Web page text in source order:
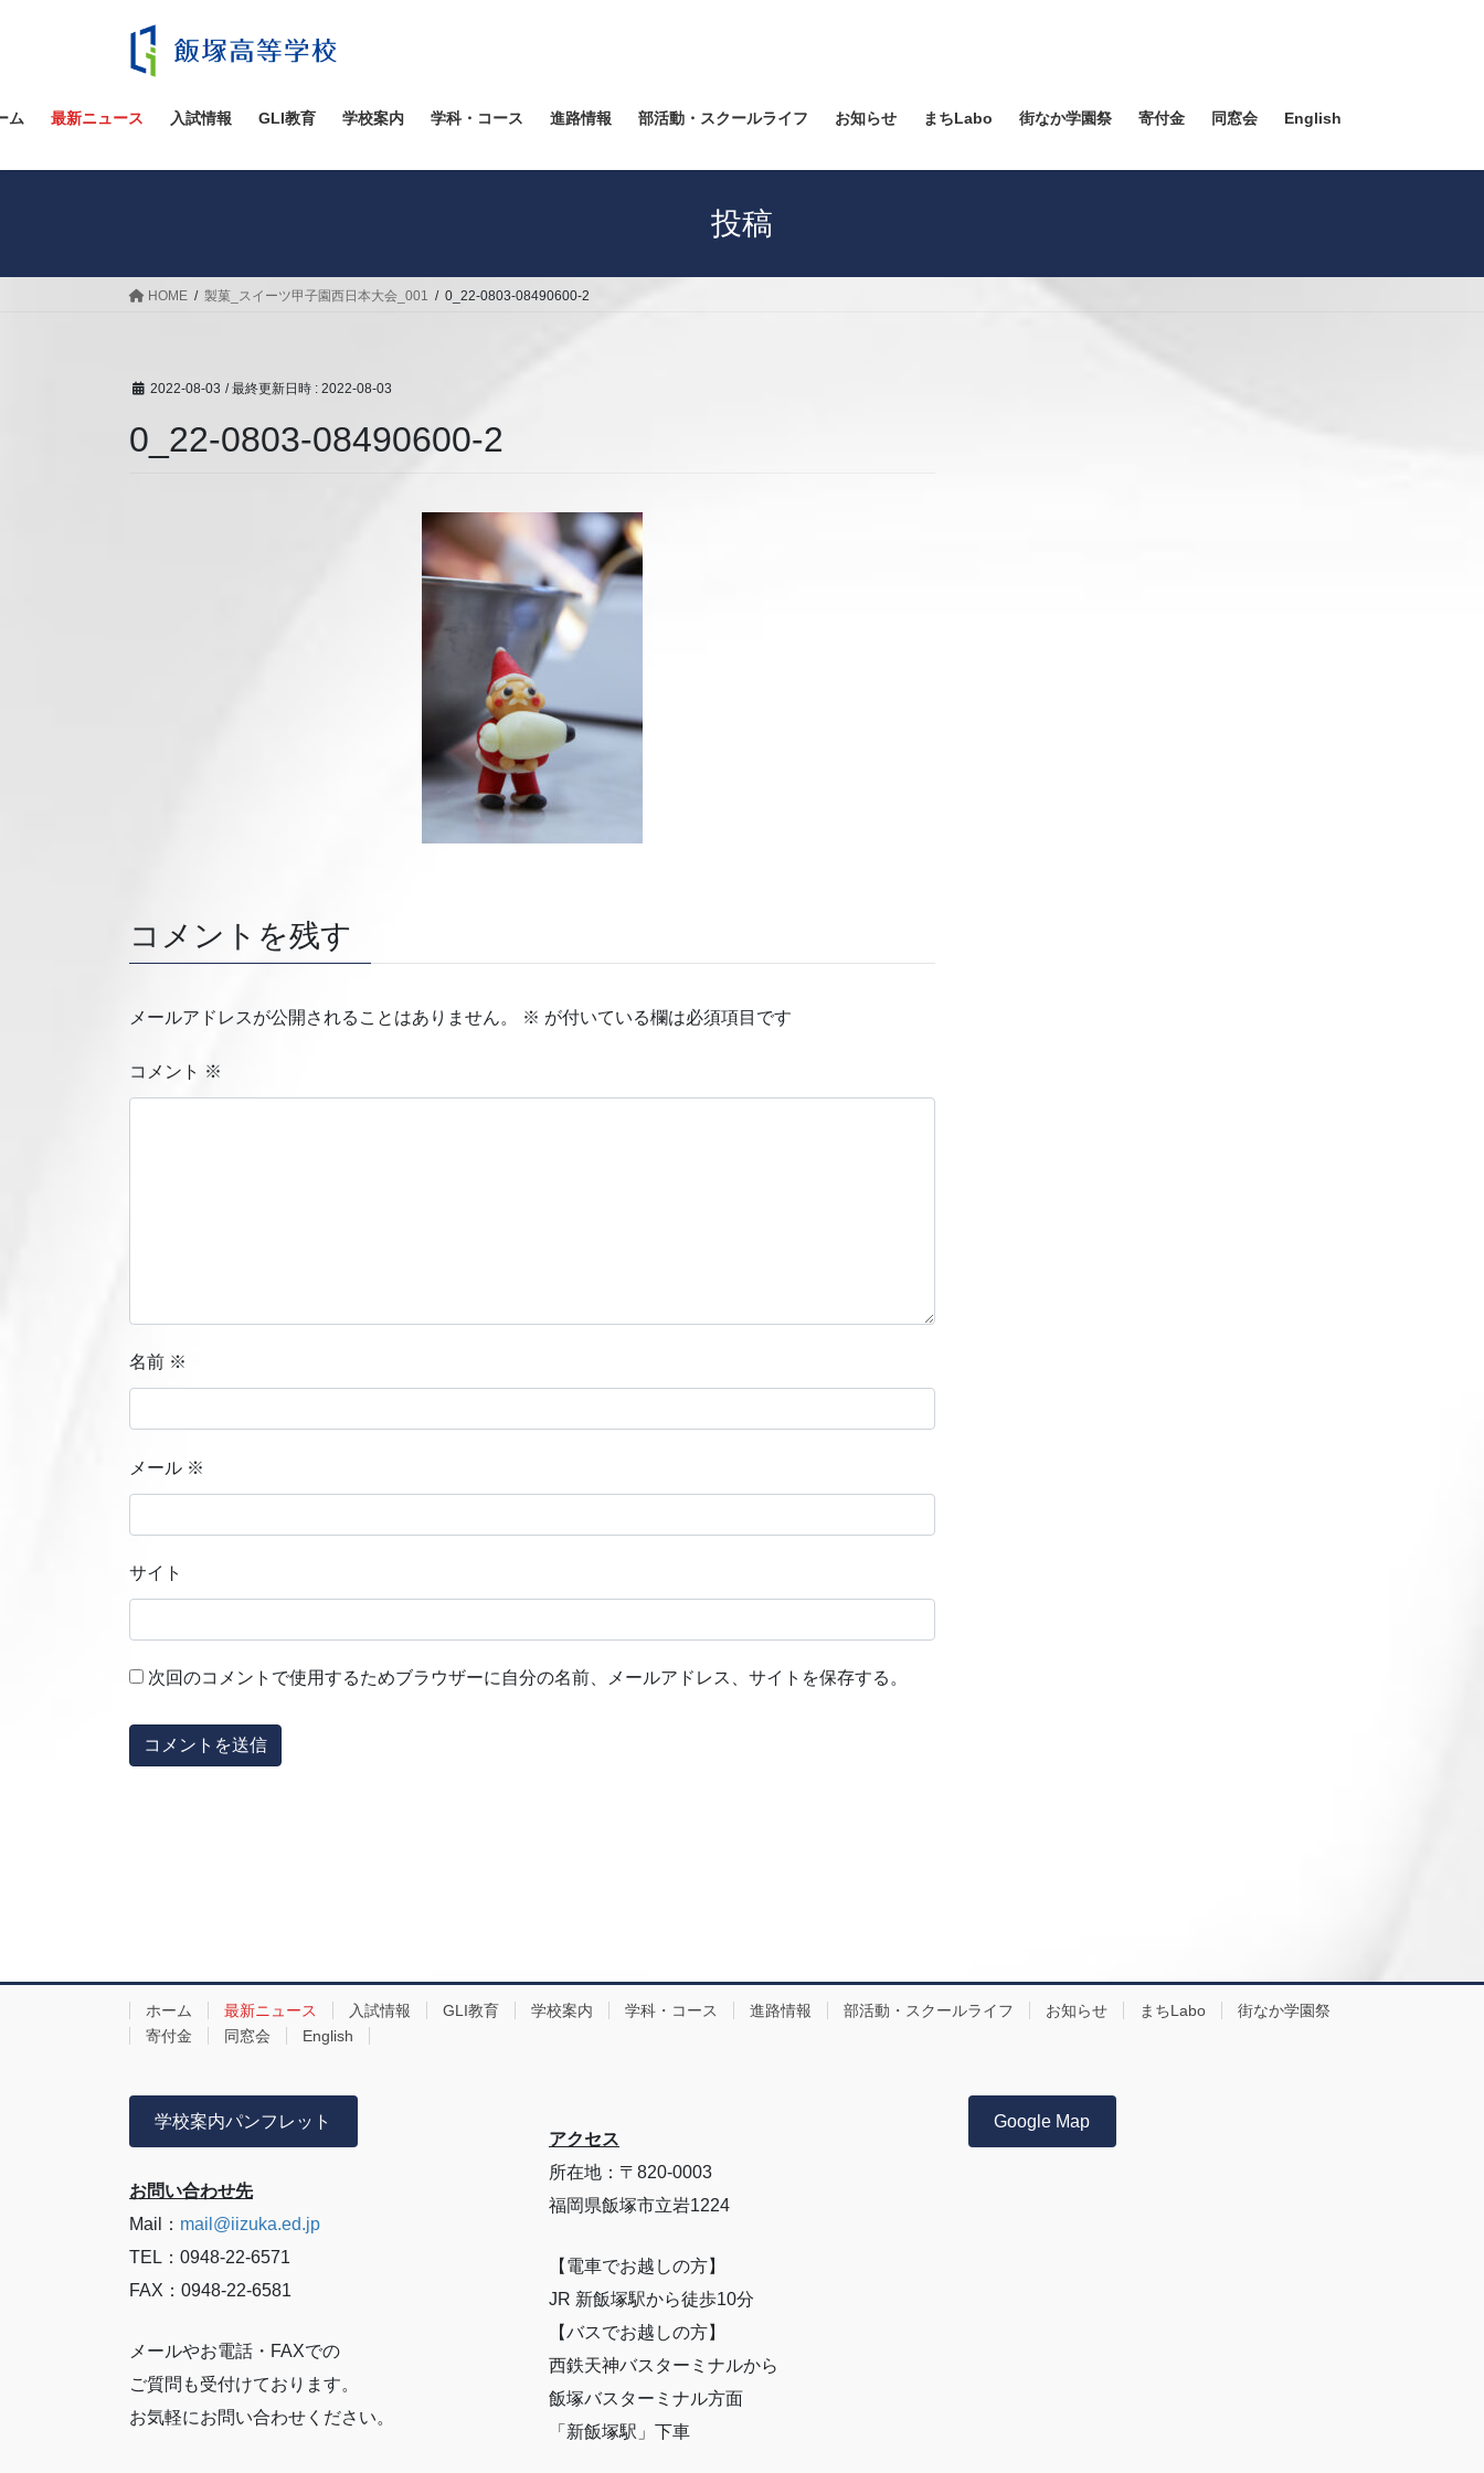
ツ
ス
シ
ン
ム 最新ニュース 入試情報 GLI教育 学校案内 学科・コース 進路情報 部活動・スクールライフ お知らせ まちLabo 街なか学園祭 寄付金 同窓会 English
投稿
HOME 製菓_スイーツ甲子園西日本大会_001 0_22-0803-08490600-2
2022-08-03 / 最終更新日時 : 2022-08-03
0_22-0803-08490600-2
コメントを残す
メールアドレスが公開されることはありません。 ※ が付いている欄は必須項目です
コメント ※
名前 ※
メール ※
サイト
次回のコメントで使用するためブラウザーに自分の名前、メールアドレス、サイトを保存する。
ホーム 最新ニュース 入試情報 GLI教育 学校案内 学科・コース 進路情報 部活動・スクールライフ お知らせ まちLabo
街なか学園祭
寄付金
同窓会 English
学校案内パンフレット
お問い合わせ先
Mail： mail@iizuka.ed.jp
TEL：0948-22-6571
FAX：0948-22-6581
メールやお電話・FAXでの
ご質問も受付けております。
お気軽にお問い合わせください。
アクセス
所在地：〒820-0003
福岡県飯塚市立岩1224
【電車でお越しの方】
JR 新飯塚駅から徒歩10分
【バスでお越しの方】
西鉄天神バスターミナルから
飯塚バスターミナル方面
「新飯塚駅」下車
Google Map